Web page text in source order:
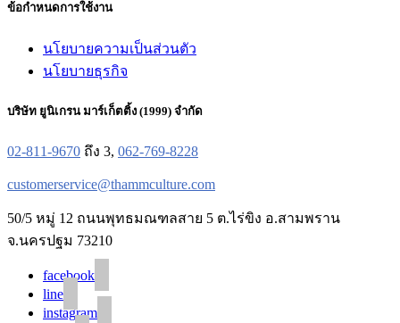
ข้อกำหนดการใช้งาน
นโยบายความเป็นส่วนตัว
นโยบายธุรกิจ
บริษัท ยูนิเกรน มาร์เก็ตติ้ง (1999) จำกัด
02-811-9670 ถึง 3, 062-769-8228
customerservice@thammculture.com
50/5 หมู่ 12 ถนนพุทธมณฑลสาย 5 ต.ไร่ขิง อ.สามพราน
จ.นครปฐม 73210
facebook
line
instagram